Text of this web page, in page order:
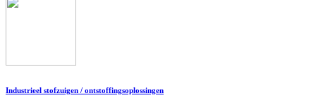
Industrieel stofzuigen / ontstoffingsoplossingen